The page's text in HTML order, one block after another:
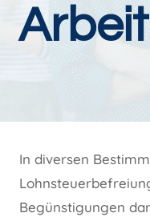
In diversen
Begünstigungen